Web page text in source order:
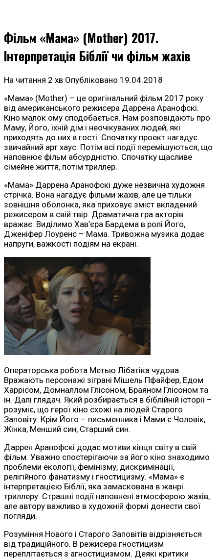
Фільм «Мама» (Mother) 2017.
Інтерпретація Біблії чи фільм жахів
На читання 2 хв Опубліковано 19.04.2018
«Мама» (Mother) – це оригінальний фільм 2017 року
від американського режисера Даррена Аранофскі.
Кіно малок ому сподобається. Нам розповідають про
Маму, Його, їхній дім і неочікуваних людей, які
приходять до них в гості. Спочатку проект нагадує
звичайний арт хаус. Потім всі події перемішуються, що
наповнює фільм абсурдністю. Спочатку щасливе
сімейне життя, потім триллер.
«Мама» Даррена Аранофскі дуже незвична художня
стрічка. Вона нагадує фільми жахів, але це тільки
зовнішня оболонка, яка приховує зміст вкладений
режисером в свій твір. Драматична гра акторів
вражає. Виділимо Хав’єра Бардема в ролі Його,
Дженіфер Лоуренс – Мама. Тривожна музика додає
напруги, важкості подіям на екрані.
Операторська робота Метью Лібатіка чудова.
Вражають персонажі зіграні Мішель Пфайфер, Едом
Харрісом, Домналлом Глісоном, Браяном Глісоном та
ін. Далі глядач. Який розбирається в біблійній історії –
розуміє, що герої кіно схожі на людей Старого
Заповіту. Крім Його – письменника і Мами є Чоловік,
Жінка, Менший син, Старший син.
Даррен Аранофскі додає мотиви кінця світу в свій
фільм. Уважно спостерігаючи за його кіно знаходимо
проблеми екології, фемінізму, дискримінації,
релігійного фанатизму і гностицизму. «Мама» є
інтерпретацією Біблії, яка замаскована в жанрі
триллеру. Страшні події наповнені атмосферою жахів,
але автору важливо в художній формі донести свої
погляди.
Розуміння Нового і Старого Заповітів відрізняється
від традиційного. В режисера гностицизм
переплітається з агностицизмом. Деякі критики